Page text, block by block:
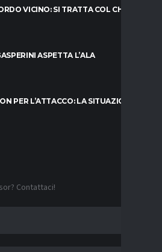
VICINO: SI TRATTA COL CHELSEA
ASPETTA L’ALA
PER L’ATTACCO: LA SITUAZIONE
Contattaci!